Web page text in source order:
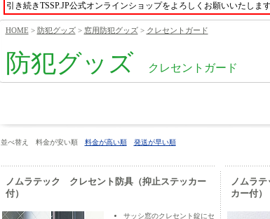
引き続きTSSP.JP公式オンラインショップをよろしくお願いいたします
HOME > 防犯グッズ> 窓用防犯グッズ> クレセントガード
防犯グッズ クレセントガード
並べ替え 料金が安い順 料金が高い順 発送が早い順
ノムラテック クレセント防具（抑止ステッカー
付）
サッシ窓のクレセント錠にセ
ノムラ
カー付）